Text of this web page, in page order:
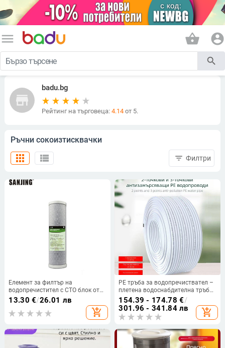
menu shopping_basket account_circle
search
store
badu.bg
Рейтинг на търговеца: 4.14от 5.
Ръчни сокоизтисквачки
view_list
apps filter_list Филтри
Елемент за филтър на
водопречистител с CTO блок от
компресиран активен въглерод,
филтрация чрез всмукване, за
пречистватели на вода
13.30 €/26.01 лв
add_shopping_cart
PE тръба за водопречиствател –
плетена водоснабдителна тръба,
модел 2-точки, навит пакет
154.39 - 174.78 €/
301.96 - 341.84 лв
add_shopping_cart